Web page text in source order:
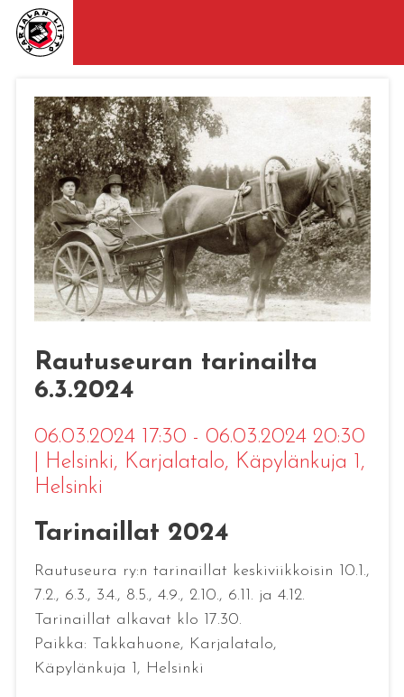
Rautuseuran tarinailta
6.3.2024
06.03.2024 17:30 - 06.03.2024 20:30
Helsinki, Karjalatalo, Käpylänkuja 1,
Helsinki
Tarinaillat 2024
Rautuseura ry:n tarinaillat keskiviikkoisin 10.1.,
7.2., 6.3., 3.4., 8.5., 4.9., 2.10., 6.11. ja 4.12.
Tarinaillat alkavat klo 17.30.
Paikka: Takkahuone, Karjalatalo,
Käpylänkuja 1, Helsinki